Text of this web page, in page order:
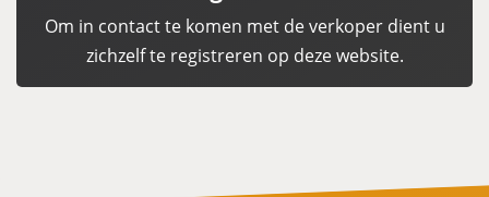
Om in contact te komen met de verkoper dient u
zichzelf te registreren op deze website.